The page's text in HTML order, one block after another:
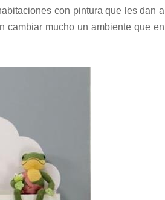
con pintura que les dan a
cambiar mucho un ambiente que en